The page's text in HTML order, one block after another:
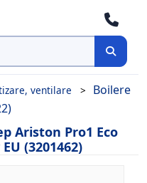
ventilare
Boilere
Ariston Pro1 Eco
(3201462)